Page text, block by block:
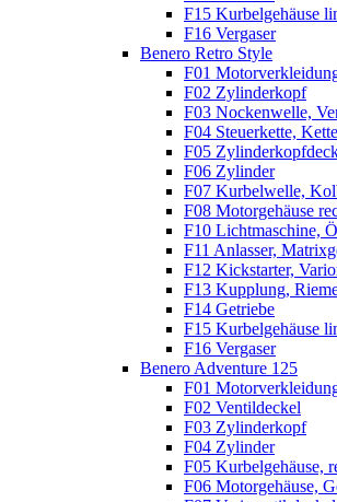
F15 Kurbelgehäuse
F16 Vergaser
Benero Retro Style
F01
F02 Zylinderkopf
F03 Nockenwelle,
F04 Steuerkette,
F05
F06 Zylinder
F07 Kurbelwelle,
F08 Motorgehäuse
F10 Lichtmaschine,
F11 Anlasser,
F12 Kickstarter,
F13 Kupplung,
F14 Getriebe
F15 Kurbelgehäuse
F16 Vergaser
Benero Adventure 125
F01
F02 Ventildeckel
F03 Zylinderkopf
F04 Zylinder
F05 Kurbelgehäuse,
F06 Motorgehäuse,